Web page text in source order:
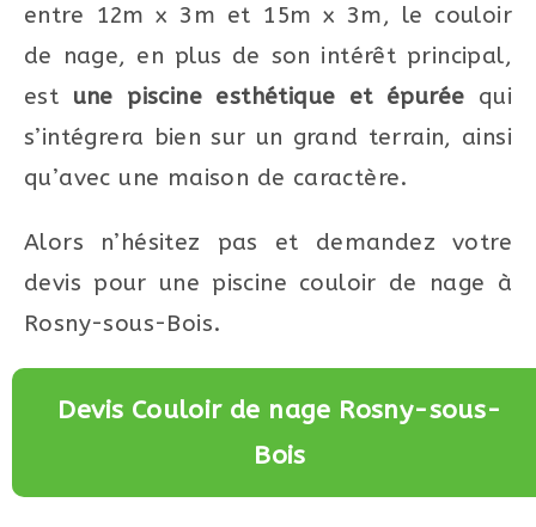
entre 12m x 3m et 15m x 3m, le couloir
de nage, en plus de son intérêt principal,
est une piscine esthétique et épurée qui
s’intégrera bien sur un grand terrain, ainsi
qu’avec une maison de caractère.
Alors n’hésitez pas et demandez votre
devis pour une piscine couloir de nage à
Rosny-sous-Bois.
Devis Couloir de nage Rosny-sous-
Bois